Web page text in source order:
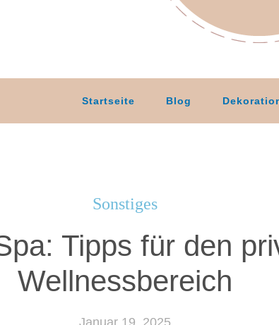
Startseite Blog
Sonstiges
Tipps für den
Wellnessbereich
Januar 19, 2025